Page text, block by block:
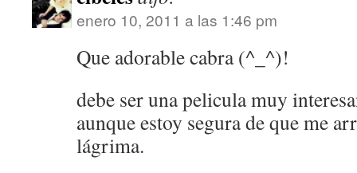
enero 10, 2011 a las 1:46 pm
Que adorable cabra (^_^)!
debe ser una pelicula muy
aunque estoy segura de que me
lágrima.